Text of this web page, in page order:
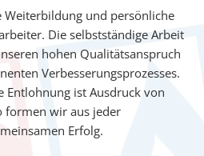
und persönliche
Die selbstständige Arbeit
hohen Qualitätsanspruch
Verbesserungsprozesses.
Entlohnung ist Ausdruck von
formen wir aus jeder
Erfolg.